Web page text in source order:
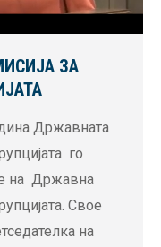
ЗА
Државната
го
на Државна
Свое
на